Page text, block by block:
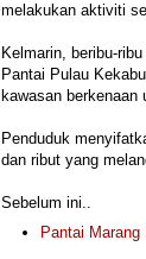
melakukan aktiviti
Kelmarin, beribu-
Pantai Pulau
kawasan berkenaan
Penduduk
dan ribut yang
Sebelum ini..
Pantai Marang